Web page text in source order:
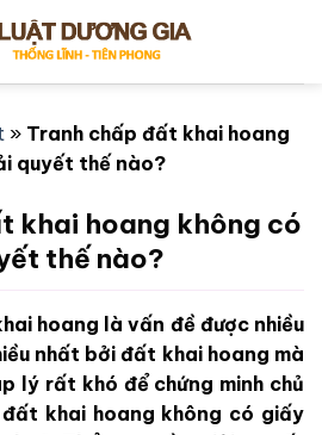
» Tranh chấp đất khai hoang
quyết thế nào?
khai hoang không có
thế nào?
hoang là vấn đề được nhiều
nhất bởi đất khai hoang mà
lý rất khó để chứng minh chủ
đất khai hoang không có giấy